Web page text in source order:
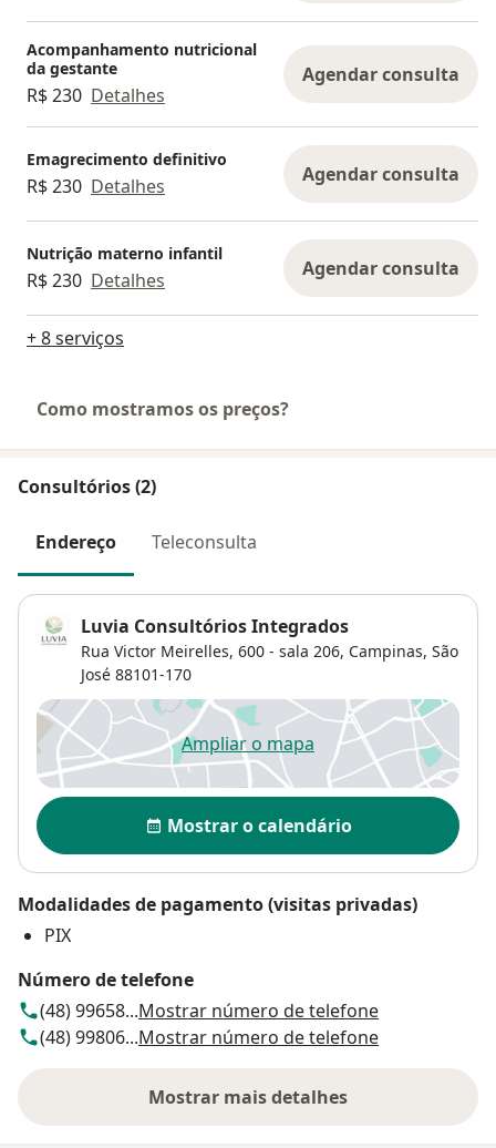
Acompanhamento nutricional
da gestante
R$ 230 Detalhes
Agendar consulta
Emagrecimento definitivo
R$ 230 Detalhes Agendar consulta
Nutrição materno infantil
R$ 230 Detalhes Agendar consulta
+ 8 serviços
Como mostramos os preços?
Consultórios (2)
Endereço Teleconsulta
Luvia Consultórios Integrados
Rua Victor Meirelles, 600 - sala 206, Campinas, São
José 88101-170
Ampliar o mapaabre num novo separador
Disponibilidade
Mostrar o calendário
Modalidades de pagamento (visitas privadas)
PIX
Número de telefone
(48) 99658...Mostrar número de telefone
(48) 99806...Mostrar número de telefone
Mostrar mais detalhes
sobre o endereço